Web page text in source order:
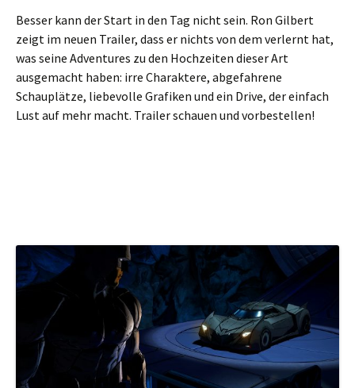
Besser kann der Start in den Tag nicht sein. Ron Gilbert
zeigt im neuen Trailer, dass er nichts von dem verlernt hat,
was seine Adventures zu den Hochzeiten dieser Art
ausgemacht haben: irre Charaktere, abgefahrene
Schauplätze, liebevolle Grafiken und ein Drive, der einfach
Lust auf mehr macht. Trailer schauen und vorbestellen!